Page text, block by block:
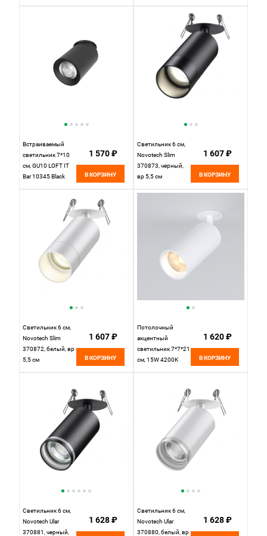
Встраиваемый
светильник 7*10
см, GU10 LOFT IT
Bar 10345 Black
1 570 ₽
В КОРЗИНУ
Светильник 6 см,
Novotech Slim
370873, черный,
вр 5,5 см
1 607 ₽
В КОРЗИНУ
Светильник 6 см,
Novotech Slim
370872, белый, вр
5,5 см
1 607 ₽
В КОРЗИНУ
Потолочный
акцентный
светильник 7*7*21
см, 15W 4200K
1 620 ₽
В КОРЗИНУ
Светильник 6 см,
Novotech Ular
370881, черный,
1 628 ₽
Светильник 6 см,
Novotech Ular
370880, белый, вр
1 628 ₽